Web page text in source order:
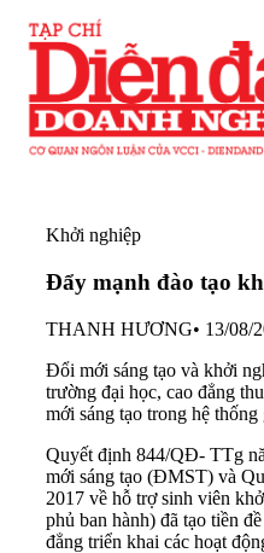
Khởi nghiệp
Đẩy mạnh đào tạo
THANH HƯƠNG• 13/08/
Đổi mới sáng tạo và khởi
trường đại học, cao đẳng
mới sáng tạo trong hệ thống
Quyết định 844/QĐ- TTg
mới sáng tạo (ĐMST) và
2017 về hỗ trợ sinh viên
phủ ban hành) đã tạo tiền
đẳng triển khai các hoạt